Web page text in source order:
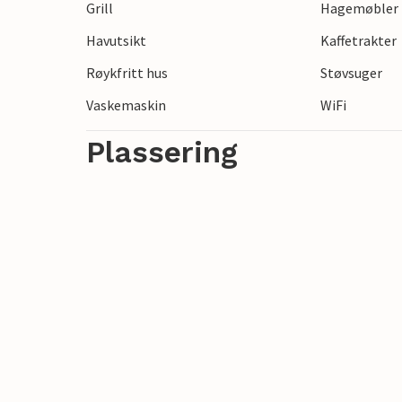
utforske feriebyen Juelsminde med sin
Nærliggende Horsens byr også på en
Grill
Hagemøbler
Havutsikt
Kaffetrakter
Røykfritt hus
Støvsuger
Vaskemaskin
WiFi
Plassering